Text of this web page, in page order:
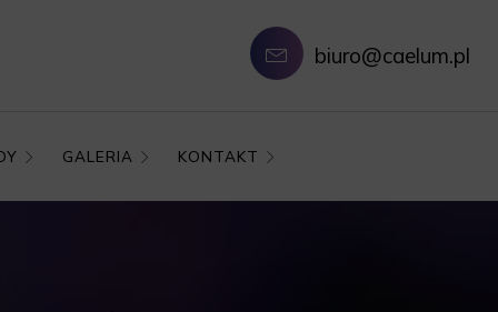
biuro@caelum.pl
GALERIA KONTAKT